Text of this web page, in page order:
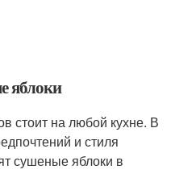
яблоки
стоит на любой кухне. В
и стиля
сушеные яблоки в